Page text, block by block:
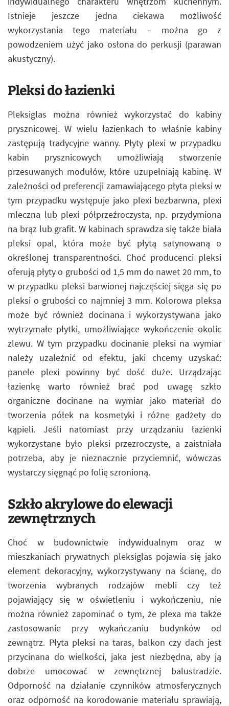
Istnieje jeszcze jedna ciekawa możliwość
wykorzystania tego materiału – można go z
powodzeniem użyć jako osłona do perkusji (parawan
akustyczny).
Pleksi do łazienki
Pleksiglas można również wykorzystać do kabiny
prysznicowej. W wielu łazienkach to właśnie kabiny
zastępują tradycyjne wanny. Płyty plexi w przypadku
kabin prysznicowych umożliwiają stworzenie
przesuwanych modułów, które uzupełniają kabinę. W
zależności od preferencji zamawiającego płyta pleksi w
tym przypadku występuje jako plexi bezbarwna, plexi
mleczna lub plexi półprzeźroczysta, np. przydymiona
na brąz lub grafit. W kabinach sprawdza się także biała
pleksi opal, która może być płytą satynowaną o
określonej transparentności. Choć producenci pleksi
oferują płyty o grubości od 1,5 mm do nawet 20 mm, to
w przypadku pleksi barwionej najczęściej sięga się po
pleksi o grubości co najmniej 3 mm. Kolorowa pleksa
może być również docinana i wykorzystywana jako
wytrzymałe płytki, umożliwiające wykończenie okolic
zlewu. W tym przypadku docinanie pleksi na wymiar
należy uzależnić od efektu, jaki chcemy uzyskać:
panele plexi powinny być dość duże. Urządzając
łazienkę warto również brać pod uwagę szkło
organiczne docinane na wymiar jako materiał do
tworzenia półek na kosmetyki i różne gadżety do
kąpieli. Jeśli natomiast przy urządzaniu łazienki
wykorzystane było pleksi przezroczyste, a zaistniała
potrzeba, aby je nieznacznie przyciemnić, wówczas
wystarczy sięgnąć po folię szronioną.
Szkło akrylowe do elewacji
zewnętrznych
Choć w budownictwie indywidualnym oraz w
mieszkaniach prywatnych pleksiglas pojawia się jako
element dekoracyjny, wykorzystywany na ścianę, do
tworzenia wybranych rodzajów mebli czy też
pojawiający się w oświetleniu i wykończeniu, nie
można również zapominać o tym, że plexa ma także
zastosowanie przy wykańczaniu budynków od
zewnątrz. Płyta pleksi na taras, balkon czy dach jest
przycinana do wielkości, jaka jest niezbędna, aby ją
dobrze umocować w zewnętrznej balustradzie.
Odporność na działanie czynników atmosferycznych
oraz odporność na korodowanie materiału sprawiają,